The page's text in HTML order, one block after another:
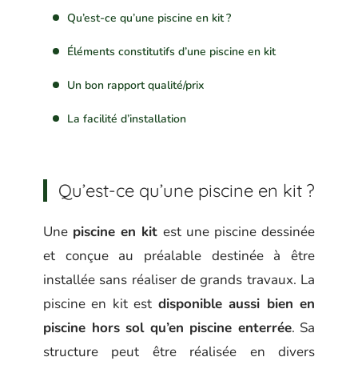
Qu’est-ce qu’une piscine en kit ?
Éléments constitutifs d’une piscine en kit
Un bon rapport qualité/prix
La facilité d’installation
Qu’est-ce qu’une piscine en kit ?
Une piscine en kit est une piscine dessinée
et conçue au préalable destinée à être
installée sans réaliser de grands travaux. La
piscine en kit est disponible aussi bien en
piscine hors sol qu’en piscine enterrée. Sa
structure peut être réalisée en divers